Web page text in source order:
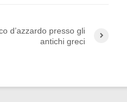
d’azzardo presso gli
antichi greci